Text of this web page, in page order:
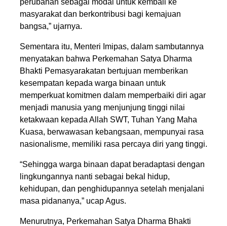
masyarakat dan berkontribusi bagi kemajuan
bangsa,” ujarnya.
Sementara itu, Menteri Imipas, dalam sambutannya
menyatakan bahwa Perkemahan Satya Dharma
Bhakti Pemasyarakatan bertujuan memberikan
kesempatan kepada warga binaan untuk
memperkuat komitmen dalam memperbaiki diri agar
menjadi manusia yang menjunjung tinggi nilai
ketakwaan kepada Allah SWT, Tuhan Yang Maha
Kuasa, berwawasan kebangsaan, mempunyai rasa
nasionalisme, memiliki rasa percaya diri yang tinggi.
“Sehingga warga binaan dapat beradaptasi dengan
lingkungannya nanti sebagai bekal hidup,
kehidupan, dan penghidupannya setelah menjalani
masa pidananya,” ucap Agus.
Menurutnya, Perkemahan Satya Dharma Bhakti